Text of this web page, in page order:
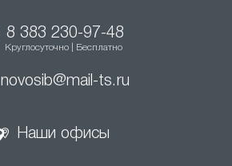
8 383 230-97-48
Круглосуточно | Бесплатно
novosib@mail-ts.ru
Наши офисы